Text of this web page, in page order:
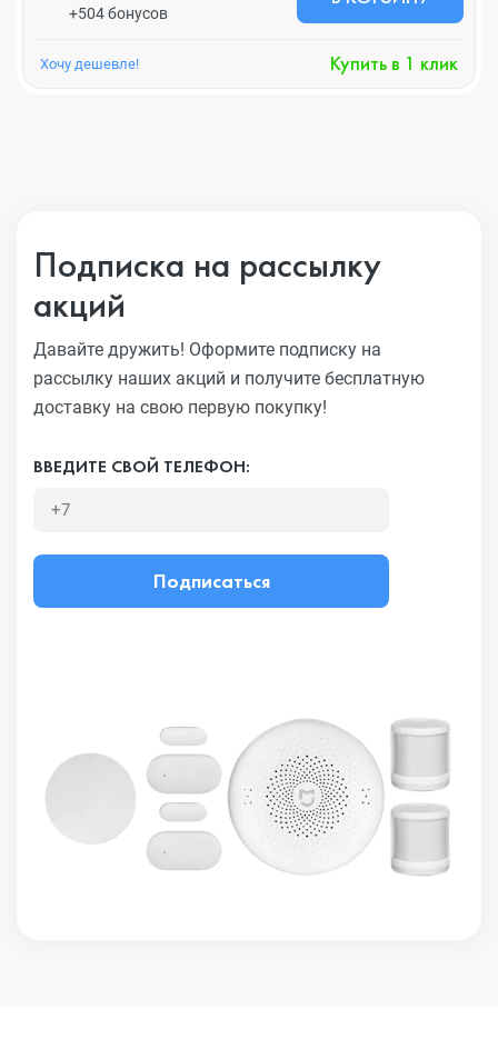
+504 бонусов
Хочу дешевле! Купить в 1 клик
Подписка на рассылку
акций
Давайте дружить! Оформите подписку на
рассылку наших акций и получите бесплатную
доставку на свою первую покупку!
ВВЕДИТЕ СВОЙ ТЕЛЕФОН:
Подписаться